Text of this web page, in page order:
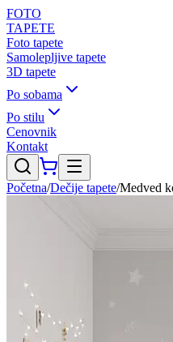
FOTO
TAPETE
Foto tapete
Samolepljive tapete
3D tapete
Po sobama
Po stilu
Cenovnik
Kontakt
Početna/Dečije tapete/Medved